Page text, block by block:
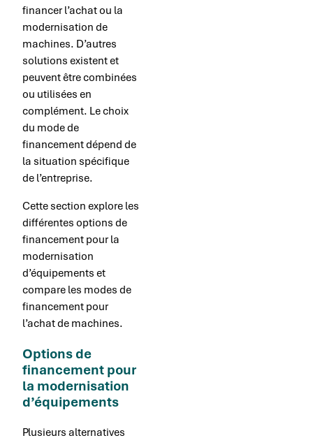
financer l’achat ou la
modernisation de
machines. D’autres
solutions existent et
peuvent être combinées
ou utilisées en
complément. Le choix
du mode de
financement dépend de
la situation spécifique
de l’entreprise.
Cette section explore les
différentes options de
financement pour la
modernisation
d’équipements et
compare les modes de
financement pour
l’achat de machines.
Options de
financement pour
la modernisation
d’équipements
Plusieurs alternatives